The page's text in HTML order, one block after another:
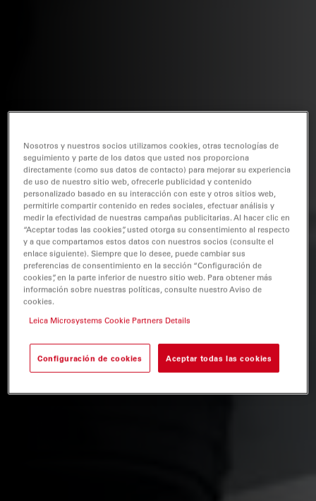
Nosotros y nuestros socios utilizamos cookies, otras tecnologías de
seguimiento y parte de los datos que usted nos proporciona
directamente (como sus datos de contacto) para mejorar su experiencia
de uso de nuestro sitio web, ofrecerle publicidad y contenido
personalizado basado en su interacción con este y otros sitios web,
permitirle compartir contenido en redes sociales, efectuar análisis y
medir la efectividad de nuestras campañas publicitarias. Al hacer clic en
“Aceptar todas las cookies”, usted otorga su consentimiento al respecto
y a que compartamos estos datos con nuestros socios (consulte el
enlace siguiente). Siempre que lo desee, puede cambiar sus
preferencias de consentimiento en la sección “Configuración de
cookies”, en la parte inferior de nuestro sitio web. Para obtener más
información sobre nuestras políticas, consulte nuestro Aviso de
cookies.
Leica Microsystems Cookie Partners Details
Configuración de cookies Aceptar todas las cookies